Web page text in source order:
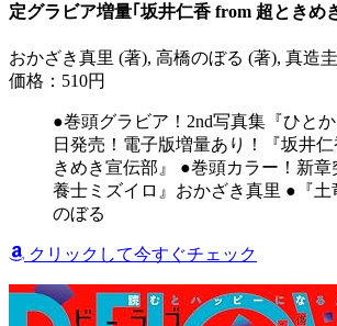
定グラビア増量｢坂井仁香 from 超ときめ
おかざき真里 (著), 高橋のぼる (著), 真造
価格：510円
●巻頭グラビア！2nd写真集『ひと
日発売！電子版増量あり！『坂井仁
きめき宣伝部』 ●巻頭カラー！新
養士ミズイロ』おかざき真里 ●『土
のぼる
クリックして今すぐチェック